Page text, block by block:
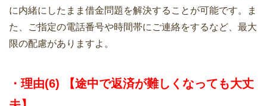
に内緒にしたまま借金問題を解決することが可能です。ま
た、ご指定の電話番号や時間帯にご連絡をするなど、最大
限の配慮がありますよ。
・理由(6) 【途中で返済が難しくなっても大丈